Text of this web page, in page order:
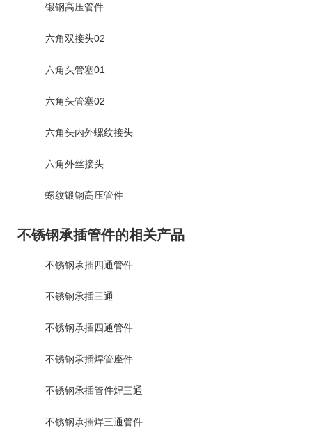
锻钢高压管件
六角双接头02
六角头管塞01
六角头管塞02
六角头内外螺纹接头
六角外丝接头
螺纹锻钢高压管件
不锈钢承插管件的相关产品
不锈钢承插四通管件
不锈钢承插三通
不锈钢承插四通管件
不锈钢承插焊管座件
不锈钢承插管件焊三通
不锈钢承插焊三通管件